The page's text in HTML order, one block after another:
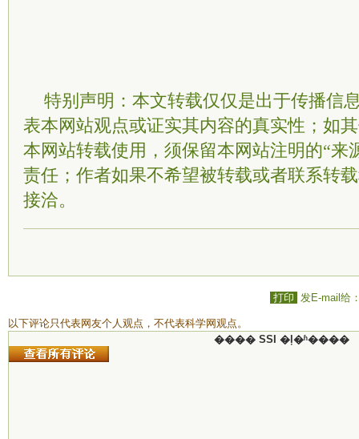
特别声明：本文转载仅仅是出于传播信
表本网站观点或证实其内容的真实性；如
本网站转载使用，须保留本网站注明的“来
责任；作者如果不希望被转载或者联系转
接洽。
打印 发E-mail给
以下评论只代表网友个人观点，不代表科学网观点。
���� SSI �ļ�ʱ����